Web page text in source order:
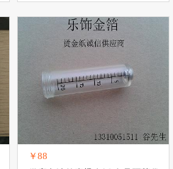
￥88